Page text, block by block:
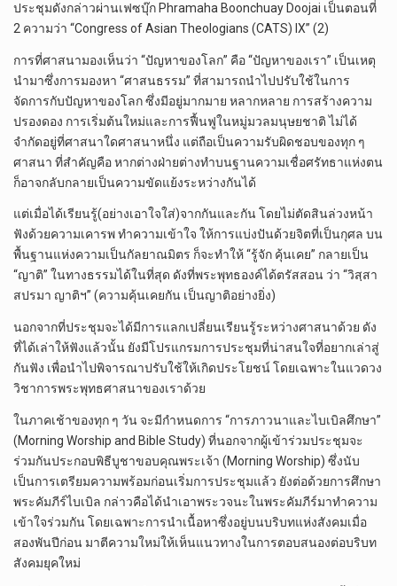
ประชุมดังกล่าวผ่านเฟซบุ๊ก Phramaha Boonchuay Doojai เป็นตอนที่
2 ความว่า “Congress of Asian Theologians (CATS) IX” (2)
การที่ศาสนามองเห็นว่า “ปัญหาของโลก” คือ “ปัญหาของเรา” เป็นเหตุ
นำมาซึ่งการมองหา “ศาสนธรรม” ที่สามารถนำไปปรับใช้ในการ
จัดการกับปัญหาของโลก ซึ่งมีอยู่มากมาย หลากหลาย การสร้างความ
ปรองดอง การเริ่มต้นใหม่และการฟื้นฟูในหมู่มวลมนุษยชาติ ไม่ได้
จำกัดอยู่ที่ศาสนาใดศาสนาหนึ่ง แต่ถือเป็นความรับผิดชอบของทุก ๆ
ศาสนา ที่สำคัญคือ หากต่างฝ่ายต่างทำบนฐานความเชื่อศรัทธาแห่งตน
ก็อาจกลับกลายเป็นความขัดแย้งระหว่างกันได้
แต่เมื่อได้เรียนรู้(อย่างเอาใจใส่)จากกันและกัน โดยไม่ตัดสินล่วงหน้า
ฟังด้วยความเคารพ ทำความเข้าใจ ให้การแบ่งปันด้วยจิตที่เป็นกุศล บน
พื้นฐานแห่งความเป็นกัลยาณมิตร ก็จะทำให้ “รู้จัก คุ้นเคย” กลายเป็น
“ญาติ” ในทางธรรมได้ในที่สุด ดังที่พระพุทธองค์ได้ตรัสสอน ว่า “วิสฺสา
สปรมา ญาติฯ” (ความคุ้นเคยกัน เป็นญาติอย่างยิ่ง)
นอกจากที่ประชุมจะได้มีการแลกเปลี่ยนเรียนรู้ระหว่างศาสนาด้วย ดัง
ที่ได้เล่าให้ฟังแล้วนั้น ยังมีโปรแกรมการประชุมที่น่าสนใจที่อยากเล่าสู่
กันฟัง เพื่อนำไปพิจารณาปรับใช้ให้เกิดประโยชน์ โดยเฉพาะในแวดวง
วิชาการพระพุทธศาสนาของเราด้วย
ในภาคเช้าของทุก ๆ วัน จะมีกำหนดการ “การภาวนาและไบเบิลศึกษา”
(Morning Worship and Bible Study) ที่นอกจากผู้เข้าร่วมประชุมจะ
ร่วมกันประกอบพิธีบูชาขอบคุณพระเจ้า (Morning Worship) ซึ่งนับ
เป็นการเตรียมความพร้อมก่อนเริ่มการประชุมแล้ว ยังต่อด้วยการศึกษา
พระคัมภีร์ไบเบิล กล่าวคือได้นำเอาพระวจนะในพระคัมภีร์มาทำความ
เข้าใจร่วมกัน โดยเฉพาะการนำเนื้อหาซึ่งอยู่บนบริบทแห่งสังคมเมื่อ
สองพันปีก่อน มาตีความใหม่ให้เห็นแนวทางในการตอบสนองต่อบริบท
สังคมยุคใหม่